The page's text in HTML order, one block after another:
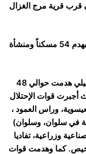
قرية مرج الغزال
خامساً : هدم المنازل … هدم 48 وإخطار بهدم 54 مسكناً ومنشأة
أشار التقرير إلى أن قوات الإحتلال الإسرائيلي هدمت حوالي 48
أجبرت قوات الإحتلال
وراس العمود ،
في سلوان، وسلوان)
وزراعية، تفاديا
كما وهدمت قوات